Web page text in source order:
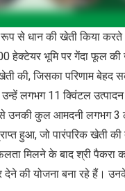
रूप से धान की खेती किया
हेक्टेयर भूमि पर गेंदा फूल
की, जिसका परिणाम बेहद
लगभग 11 क्विंटल
से उनकी कुल आमदनी लगभग
हुआ, जो पारंपरिक खेती
के बाद श्री पैकरा
देने की योजना बना रहे हैं।